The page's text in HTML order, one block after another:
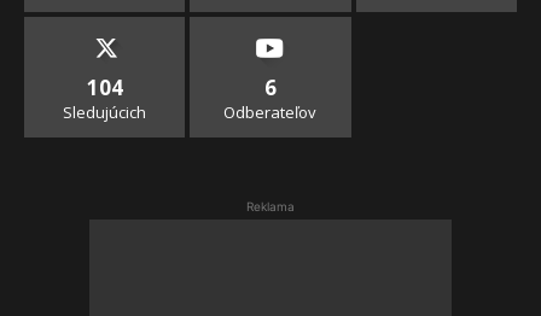
104
Sledujúcich
6
Odberateľov
Reklama